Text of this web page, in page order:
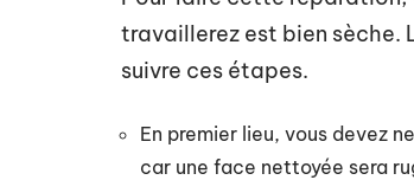
travaillerez est bien sèche.
suivre ces étapes.
En premier lieu, vous devez
car une face nettoyée sera